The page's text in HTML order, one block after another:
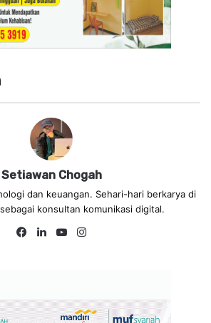
Setiawan Chogah
dan keuangan. Sehari-hari berkarya di
konsultan komunikasi digital.
Fa
Lin
Yo